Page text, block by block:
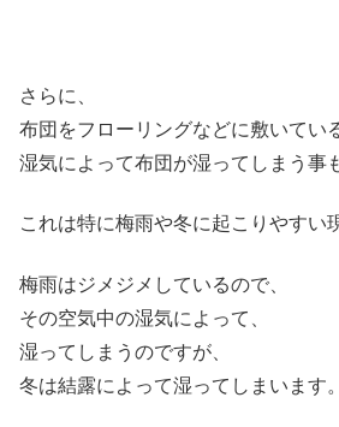
さらに、
布団をフローリングなどに敷いてい
湿気によって布団が湿ってしまう事
これは特に梅雨や冬に起こりやすい
梅雨はジメジメしているので、
その空気中の湿気によって、
湿ってしまうのですが、
冬は結露によって湿ってしまいます。